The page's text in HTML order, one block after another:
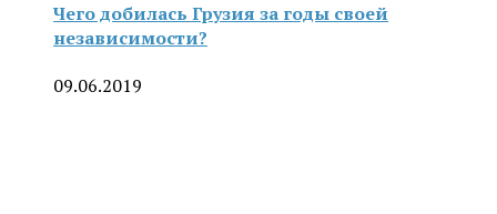
Чего добилась Грузия за годы своей
независимости?
09.06.2019